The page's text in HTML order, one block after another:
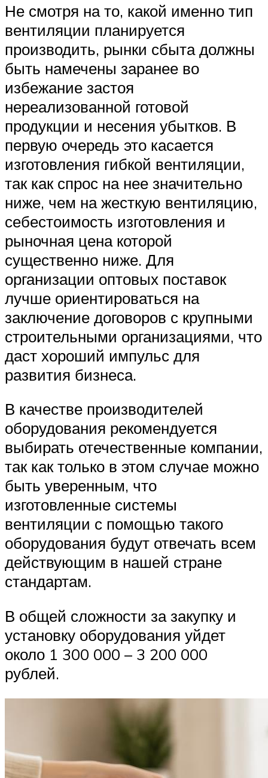
Не смотря на то, какой именно тип
вентиляции планируется
производить, рынки сбыта должны
быть намечены заранее во
избежание застоя
нереализованной готовой
продукции и несения убытков. В
первую очередь это касается
изготовления гибкой вентиляции,
так как спрос на нее значительно
ниже, чем на жесткую вентиляцию,
себестоимость изготовления и
рыночная цена которой
существенно ниже. Для
организации оптовых поставок
лучше ориентироваться на
заключение договоров с крупными
строительными организациями, что
даст хороший импульс для
развития бизнеса.
В качестве производителей
оборудования рекомендуется
выбирать отечественные компании,
так как только в этом случае можно
быть уверенным, что
изготовленные системы
вентиляции с помощью такого
оборудования будут отвечать всем
действующим в нашей стране
стандартам.
В общей сложности за закупку и
установку оборудования уйдет
около 1 300 000 – 3 200 000
рублей.